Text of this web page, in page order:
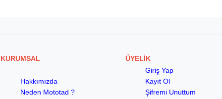
KURUMSAL ÜYELİK
Hakkımızda
Neden Mototad ?
Giriş Yap
Kayıt Ol
Şifremi Unuttum